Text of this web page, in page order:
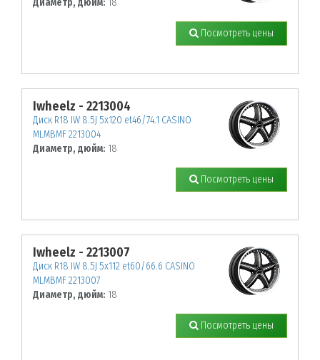
Посмотреть цены
Iwheelz - 2213004
Диск R18 IW 8.5J 5х120 et46/74.1 CASINO
MLMBMF 2213004
Диаметр, дюйм: 18
Посмотреть цены
Iwheelz - 2213007
Диск R18 IW 8.5J 5х112 et60/66.6 CASINO
MLMBMF 2213007
Диаметр, дюйм: 18
Посмотреть цены